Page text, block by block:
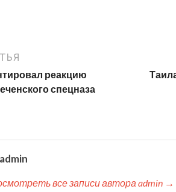
реакцию
спецназа
все записи автора admin →